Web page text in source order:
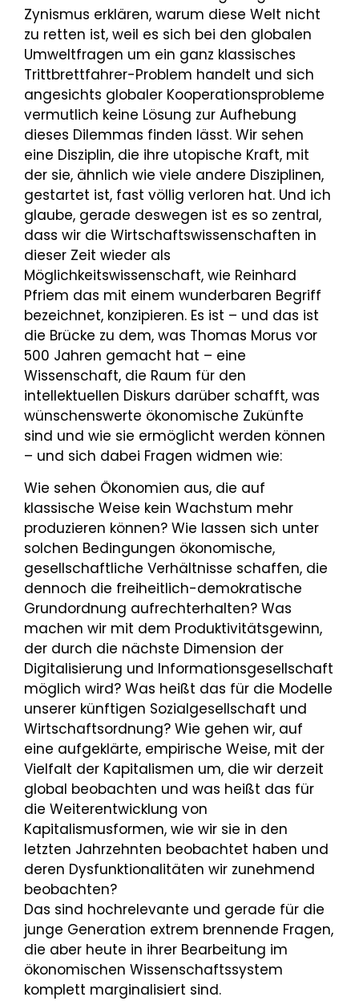
Zynismus erklären, warum diese Welt nicht
zu retten ist, weil es sich bei den globalen
Umweltfragen um ein ganz klassisches
Trittbrettfahrer-Problem handelt und sich
angesichts globaler Kooperationsprobleme
vermutlich keine Lösung zur Aufhebung
dieses Dilemmas finden lässt. Wir sehen
eine Disziplin, die ihre utopische Kraft, mit
der sie, ähnlich wie viele andere Disziplinen,
gestartet ist, fast völlig verloren hat. Und ich
glaube, gerade deswegen ist es so zentral,
dass wir die Wirtschaftswissenschaften in
dieser Zeit wieder als
Möglichkeitswissenschaft, wie Reinhard
Pfriem das mit einem wunderbaren Begriff
bezeichnet, konzipieren. Es ist – und das ist
die Brücke zu dem, was Thomas Morus vor
500 Jahren gemacht hat – eine
Wissenschaft, die Raum für den
intellektuellen Diskurs darüber schafft, was
wünschenswerte ökonomische Zukünfte
sind und wie sie ermöglicht werden können
– und sich dabei Fragen widmen wie:
Wie sehen Ökonomien aus, die auf
klassische Weise kein Wachstum mehr
produzieren können? Wie lassen sich unter
solchen Bedingungen ökonomische,
gesellschaftliche Verhältnisse schaffen, die
dennoch die freiheitlich-demokratische
Grundordnung aufrechterhalten? Was
machen wir mit dem Produktivitätsgewinn,
der durch die nächste Dimension der
Digitalisierung und Informationsgesellschaft
möglich wird? Was heißt das für die Modelle
unserer künftigen Sozialgesellschaft und
Wirtschaftsordnung? Wie gehen wir, auf
eine aufgeklärte, empirische Weise, mit der
Vielfalt der Kapitalismen um, die wir derzeit
global beobachten und was heißt das für
die Weiterentwicklung von
Kapitalismusformen, wie wir sie in den
letzten Jahrzehnten beobachtet haben und
deren Dysfunktionalitäten wir zunehmend
beobachten?
Das sind hochrelevante und gerade für die
junge Generation extrem brennende Fragen,
die aber heute in ihrer Bearbeitung im
ökonomischen Wissenschaftssystem
komplett marginalisiert sind.